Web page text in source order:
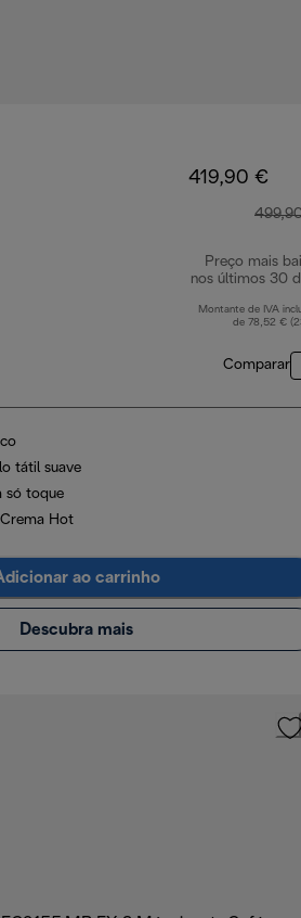
419,90 €
Preço mais
nos últimos 30
Montante de IVA
de 78,52 €
Comparar
tátil suave
só toque
Hot
ao carrinho
Descubra mais